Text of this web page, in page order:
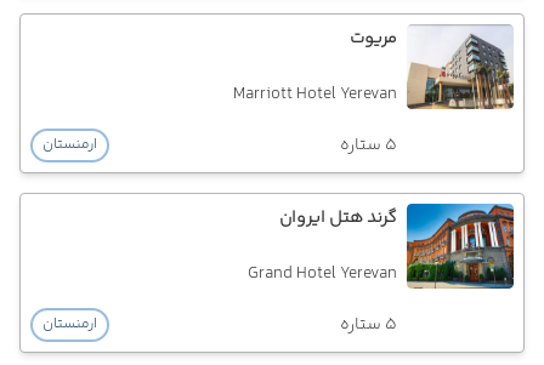
مریوت
Marriott Hotel Yerevan
5 ستاره
ارمنستان
گرند هتل ایروان
Grand Hotel Yerevan
5 ستاره
ارمنستان